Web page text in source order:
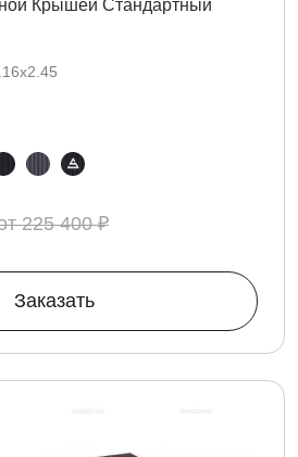
Крышей Стандартный
225 400 ₽
Заказать